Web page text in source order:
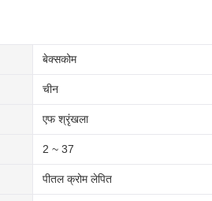
बेक्सकोम
चीन
एफ श्रृंखला
2 ~ 37
पीतल क्रोम लेपित